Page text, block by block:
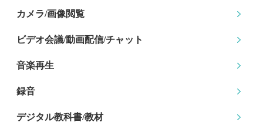
カメラ/画像閲覧
ビデオ会議/動画配信/チャット
音楽再生
録音
デジタル教科書/教材